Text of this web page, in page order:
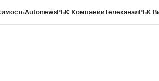
AutonewsРБК КомпанииТелеканалРБК